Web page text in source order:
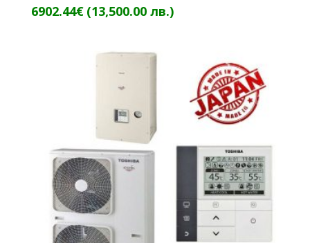
price
(16,000.00
лв.).
6902.44€ (13,500.00 лв.)Текущата
6902.44€
(13,500.00
лв.).